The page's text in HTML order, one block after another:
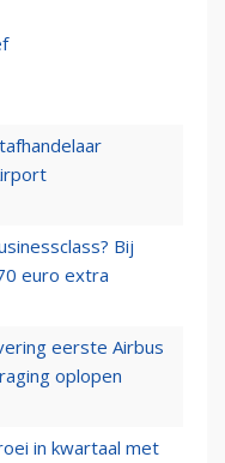
Bij
euro extra
eerste Airbus
oplopen
in kwartaal met